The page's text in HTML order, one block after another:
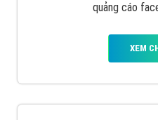
quảng cáo
XEM